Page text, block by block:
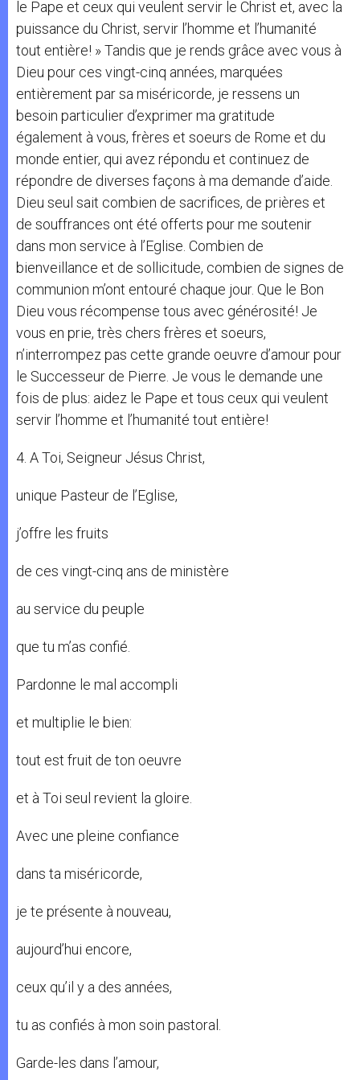
le Pape et ceux qui veulent servir le Christ et, avec la
puissance du Christ, servir l’homme et l’humanité
tout entière! » Tandis que je rends grâce avec vous à
Dieu pour ces vingt-cinq années, marquées
entièrement par sa miséricorde, je ressens un
besoin particulier d’exprimer ma gratitude
également à vous, frères et soeurs de Rome et du
monde entier, qui avez répondu et continuez de
répondre de diverses façons à ma demande d’aide.
Dieu seul sait combien de sacrifices, de prières et
de souffrances ont été offerts pour me soutenir
dans mon service à l’Eglise. Combien de
bienveillance et de sollicitude, combien de signes de
communion m’ont entouré chaque jour. Que le Bon
Dieu vous récompense tous avec générosité! Je
vous en prie, très chers frères et soeurs,
n’interrompez pas cette grande oeuvre d’amour pour
le Successeur de Pierre. Je vous le demande une
fois de plus: aidez le Pape et tous ceux qui veulent
servir l’homme et l’humanité tout entière!
4. A Toi, Seigneur Jésus Christ,
unique Pasteur de l’Eglise,
j’offre les fruits
de ces vingt-cinq ans de ministère
au service du peuple
que tu m’as confié.
Pardonne le mal accompli
et multiplie le bien:
tout est fruit de ton oeuvre
et à Toi seul revient la gloire.
Avec une pleine confiance
dans ta miséricorde,
je te présente à nouveau,
aujourd’hui encore,
ceux qu’il y a des années,
tu as confiés à mon soin pastoral.
Garde-les dans l’amour,